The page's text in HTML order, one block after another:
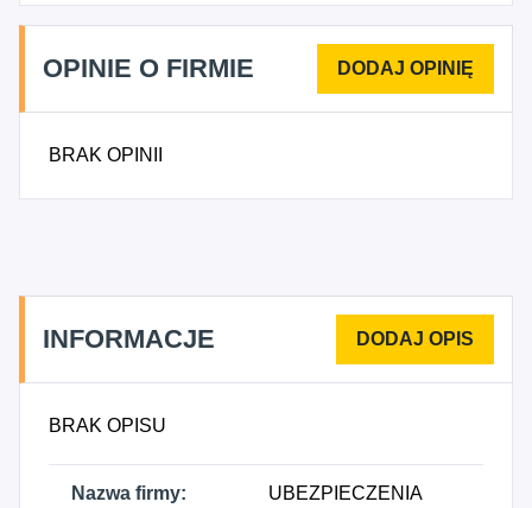
agentów i brokerów ubezpieczeniowych, 6629Z -
Pozostała działalność wspomagająca
ubezpieczenia i fundusze emerytalne.
OPINIE O FIRMIE
BRAK OPINII
INFORMACJE
BRAK OPISU
Nazwa firmy:
UBEZPIECZENIA